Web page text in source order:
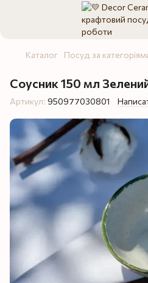
Каталог Посуд за
Соусник 150 мл
Артикул: 950977030801